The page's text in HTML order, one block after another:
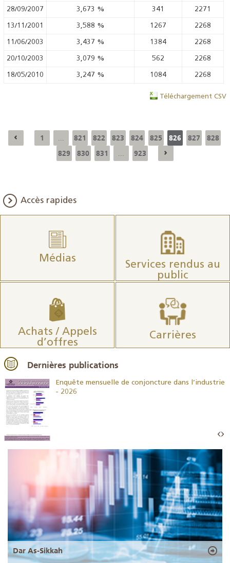
28/09/2007 3,673 % 341 2271
13/11/2001 3,588 % 1267 2268
11/06/2003 3,437 % 1384 2268
20/10/2003 3,079 % 562 2268
18/05/2010 3,247 % 1084 2268
Téléchargement CSV
1 821 822 823 824 825 826 827
828
829
830 831 923
Accès rapides
Médias
Services rendus au
public
Achats / Appels
d’offres
Carrières
Dernières publications
Enquête mensuelle de conjoncture dans l’industrie
- 2026
Dar As-Sikkah